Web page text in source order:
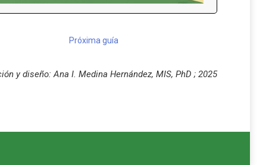
Próxima guía
y diseño: Ana I. Medina Hernández, MIS, PhD ; 2025